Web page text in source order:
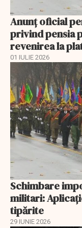
Anunţ oficial
privind pensia
revenirea la
01 IULIE 2026
Schimbare
militari:
tipărite
29 IUNIE 2026